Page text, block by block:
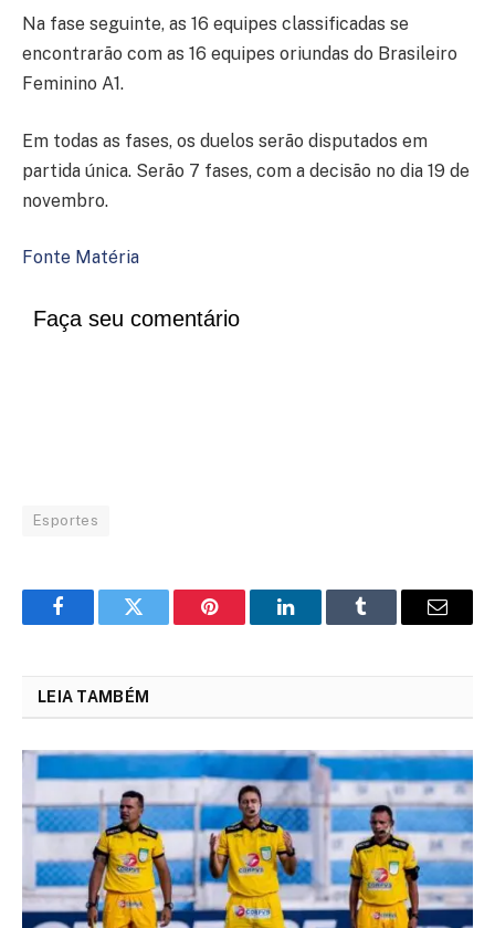
Na fase seguinte, as 16 equipes classificadas se
encontrarão com as 16 equipes oriundas do Brasileiro
Feminino A1.
Em todas as fases, os duelos serão disputados em
partida única. Serão 7 fases, com a decisão no dia 19 de
novembro.
Fonte Matéria
Faça seu comentário
Esportes
FacebookTwitter Pinterest LinkedInTumblr Email
LEIA TAMBÉM